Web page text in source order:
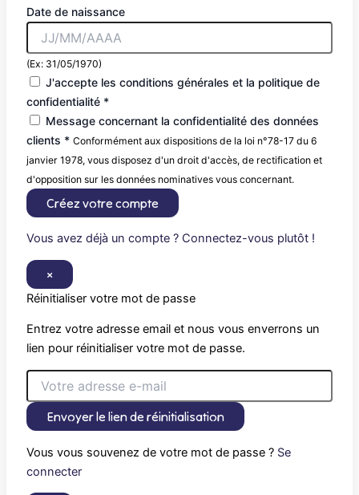
Date de naissance
(Ex: 31/05/1970)
J'accepte les conditions générales et la politique de
confidentialité *
Message concernant la confidentialité des données
clients * Conformément aux dispositions de la loi n°78-17 du 6
janvier 1978, vous disposez d'un droit d'accès, de rectification et
d'opposition sur les données nominatives vous concernant.
Créez votre compte
Vous avez déjà un compte ? Connectez-vous plutôt !
×
Réinitialiser votre mot de passe
Entrez votre adresse email et nous vous enverrons un
lien pour réinitialiser votre mot de passe.
Envoyer le lien de réinitialisation
Vous vous souvenez de votre mot de passe ? Se
connecter